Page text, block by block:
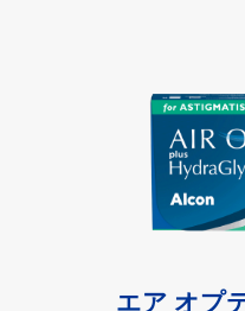
エア オプ